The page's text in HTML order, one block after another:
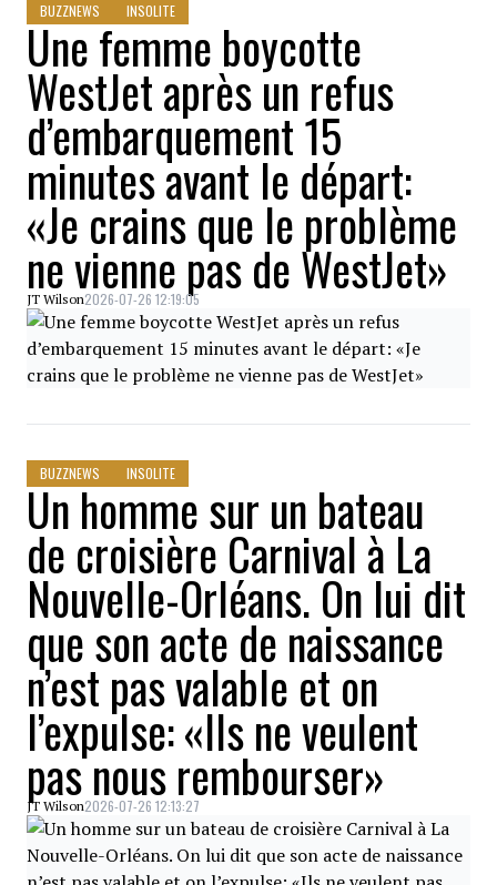
BUZZNEWS INSOLITE
Une femme boycotte
WestJet après un refus
d’embarquement 15
minutes avant le départ:
«Je crains que le problème
ne vienne pas de WestJet»
JT Wilson2026-07-26 12:19:05
BUZZNEWS INSOLITE
Un homme sur un bateau
de croisière Carnival à La
Nouvelle-Orléans. On lui dit
que son acte de naissance
n’est pas valable et on
l’expulse: «Ils ne veulent
pas nous rembourser»
JT Wilson2026-07-26 12:13:27